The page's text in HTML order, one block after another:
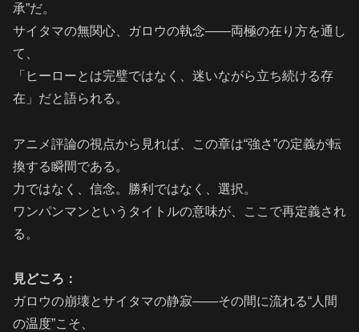
承”だ。
サイタマの無関心、ガロウの執念――両極の在り方を通し
て、
「ヒーローとは完璧ではなく、迷いながら立ち続ける存
在」だと語られる。
アニメ評論の視点から見れば、この章は“強さ”の定義が転
換する瞬間である。
力ではなく、信念。勝利ではなく、選択。
ワンパンマンというタイトルの意味が、ここで再定義され
る。
見どころ：
ガロウの崩壊とサイタマの静寂――その間に流れる“人間
の温度”こそ、